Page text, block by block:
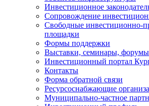
Инвестиционное
Сопровождение
Свободные инвестиционно-
площадки
Формы поддержки
Выставки, семинары, форумы
Инвестиционный портал
Контакты
Форма обратной связи
Ресурсоснабжающие
Муниципально-частное